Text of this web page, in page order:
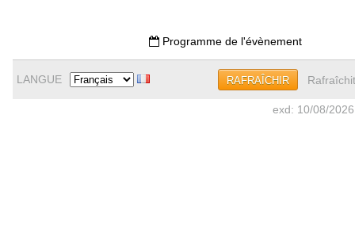
Programme de l'évènement
LANGUE RAFRAÎCHIR
exd: 10/08/